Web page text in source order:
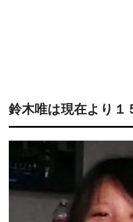
鈴木唯は現在より１